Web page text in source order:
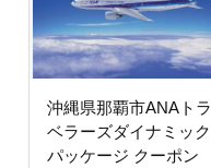
沖縄県那覇市ANAトラ
ベラーズダイナミック
パッケージ クーポン